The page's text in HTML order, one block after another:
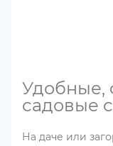
Удобные,
садовые
На даче или